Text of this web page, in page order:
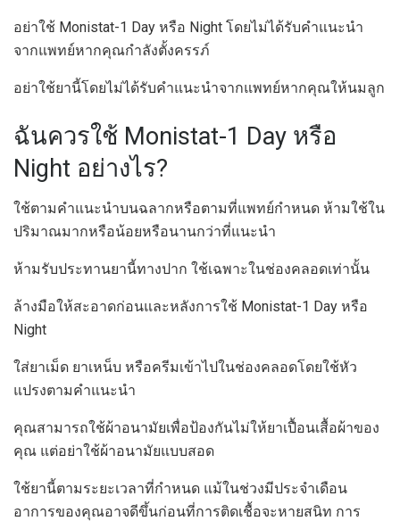
อย่าใช้ Monistat-1 Day หรือ Night โดยไม่ได้รับคำแนะนำ
จากแพทย์หากคุณกำลังตั้งครรภ์
อย่าใช้ยานี้โดยไม่ได้รับคำแนะนำจากแพทย์หากคุณให้นมลูก
ฉันควรใช้ Monistat-1 Day หรือ
Night อย่างไร?
ใช้ตามคำแนะนำบนฉลากหรือตามที่แพทย์กำหนด ห้ามใช้ใน
ปริมาณมากหรือน้อยหรือนานกว่าที่แนะนำ
ห้ามรับประทานยานี้ทางปาก ใช้เฉพาะในช่องคลอดเท่านั้น
ล้างมือให้สะอาดก่อนและหลังการใช้ Monistat-1 Day หรือ
Night
ใส่ยาเม็ด ยาเหน็บ หรือครีมเข้าไปในช่องคลอดโดยใช้หัว
แปรงตามคำแนะนำ
คุณสามารถใช้ผ้าอนามัยเพื่อป้องกันไม่ให้ยาเปื้อนเสื้อผ้าของ
คุณ แต่อย่าใช้ผ้าอนามัยแบบสอด
ใช้ยานี้ตามระยะเวลาที่กำหนด แม้ในช่วงมีประจำเดือน
อาการของคุณอาจดีขึ้นก่อนที่การติดเชื้อจะหายสนิท การ